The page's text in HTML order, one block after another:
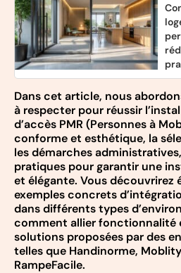
Dans cet article, nous
à respecter pour réussir
d’accès PMR (Personnes à
conforme et esthétique, la
les démarches
pratiques pour garantir une
et élégante. Vous découvrirez
exemples concrets
dans différents types
comment allier fonctionnalité
solutions proposées par des
telles que Handinorme,
RampeFacile.